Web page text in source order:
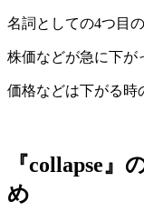
名詞としての4つ目
株価などが急に下が
価格などは下がる時
『collapse』
め